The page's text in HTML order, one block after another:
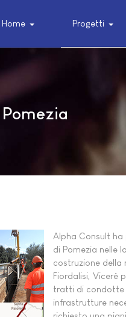
Home Progetti
Alpha Consult
di Pomezia nelle
costruzione della
Fiordalisi, Vicerè
tratti di condotte
infrastrutture